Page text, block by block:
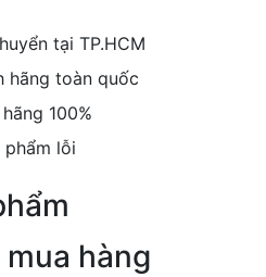
tại TP.HCM
hãng toàn quốc
100%
phẩm lỗi
hàng